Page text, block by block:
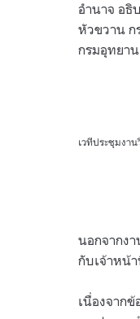
อำนาจ อธิ
หัวขวาน ก
กรมอุทยา
เวทีประชุมงา
นอกจากง
กับเจ้าหน้
เนื่องจาก